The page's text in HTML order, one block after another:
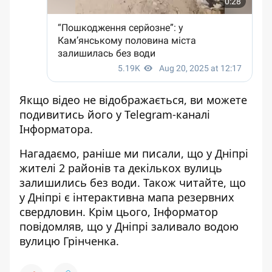
Якщо відео не відображається, ви можете
подивитись його у Telegram-каналі
Інформатора.
Нагадаємо, раніше ми писали, що у Дніпрі
жителі 2 районів та декількох вулиць
залишились без води. Також читайте, що
у Дніпрі є інтерактивна мапа резервних
свердловин. Крім цього, Інформатор
повідомляв, що у Дніпрі заливало водою
вулицю Грінченка.